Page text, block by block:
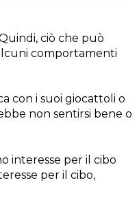
ciò che può
comportamenti
con i suoi giocattoli o
non sentirsi bene o
interesse per il cibo
per il cibo,